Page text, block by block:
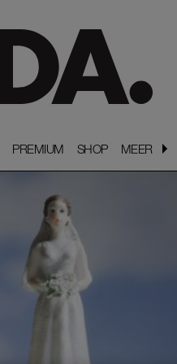
PREMIUM
PREMIUM SHOP
SHOP MEER
MEER